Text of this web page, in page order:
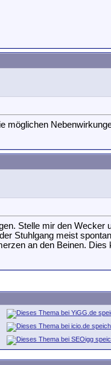
möglichen
Stelle mir den
Stuhlgang meist
an den Beinen.